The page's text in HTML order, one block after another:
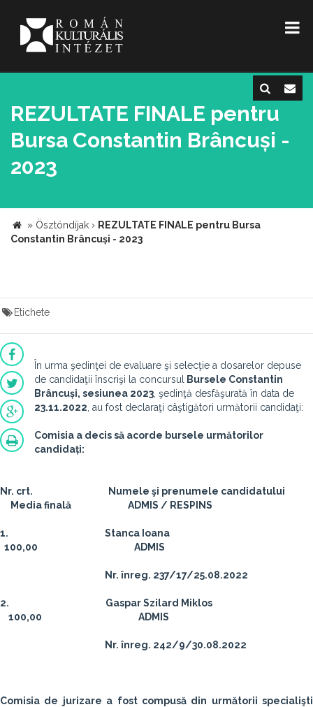
REZULTATE FINALE pentru
Bursa Constantin Brâncuși -
2023
» Ösztöndíjak › REZULTATE FINALE pentru Bursa
Constantin Brâncuși - 2023
Etichete
În urma şedinţei de evaluare şi selecţie a dosarelor depuse
de candidaţii înscrişi la concursul
Bursele Constantin
Brâncuși, sesiunea 2023 , şedinţă desfăşurată în data de
23.11.2022 , au fost declaraţi câştigători următorii candidaţi:
Comisia a decis să acorde bursele următorilor
candidați:
Nr. crt. Numele şi prenumele candidatului
Media finală ADMIS / RESPINS
1. Stanca Ioana
100,00 ADMIS
Nr. înreg. 237/17/25.08.2022
2. Gaspar Szilard Miklos
100,00 ADMIS
Nr. înreg. 242/9/30.08.2022
Comisia de jurizare a fost compusă din următorii specialişti